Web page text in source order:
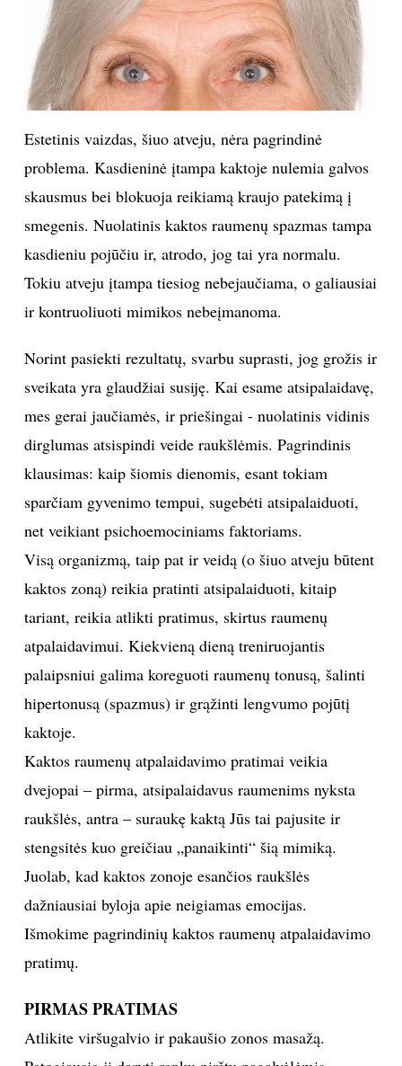
RECEPTAI
VAIKAI
NELAIMĖS
KONTAKTAI
Sekite mus:
PRENUMERUOK
NAUJIENLAIŠKĮ
Prenumeruodami portalą,
taisyklėmis
Estetinis vaizdas, šiuo atveju, nėra pagrindinė
problema. Kasdieninė įtampa kaktoje nulemia galvos
skausmus bei blokuoja reikiamą kraujo patekimą į
smegenis. Nuolatinis kaktos raumenų spazmas tampa
kasdieniu pojūčiu ir, atrodo, jog tai yra normalu.
Tokiu atveju įtampa tiesiog nebejaučiama, o galiausiai
ir kontruoliuoti mimikos nebeįmanoma.
Norint pasiekti rezultatų, svarbu suprasti, jog grožis ir
sveikata yra glaudžiai susiję. Kai esame atsipalaidavę,
mes gerai jaučiamės, ir priešingai - nuolatinis vidinis
dirglumas atsispindi veide raukšlėmis. Pagrindinis
klausimas: kaip šiomis dienomis, esant tokiam
sparčiam gyvenimo tempui, sugebėti atsipalaiduoti,
net veikiant psichoemociniams faktoriams.
Visą organizmą, taip pat ir veidą (o šiuo atveju būtent
kaktos zoną) reikia pratinti atsipalaiduoti, kitaip
tariant, reikia atlikti pratimus, skirtus raumenų
atpalaidavimui. Kiekvieną dieną treniruojantis
palaipsniui galima koreguoti raumenų tonusą, šalinti
hipertonusą (spazmus) ir grąžinti lengvumo pojūtį
kaktoje.
Kaktos raumenų atpalaidavimo pratimai veikia
dvejopai – pirma, atsipalaidavus raumenims nyksta
raukšlės, antra – suraukę kaktą Jūs tai pajusite ir
stengsitės kuo greičiau „panaikinti“ šią mimiką.
Juolab, kad kaktos zonoje esančios raukšlės
dažniausiai byloja apie neigiamas emocijas.
Išmokime pagrindinių kaktos raumenų atpalaidavimo
pratimų.
PIRMAS PRATIMAS
Atlikite viršugalvio ir pakaušio zonos masažą.